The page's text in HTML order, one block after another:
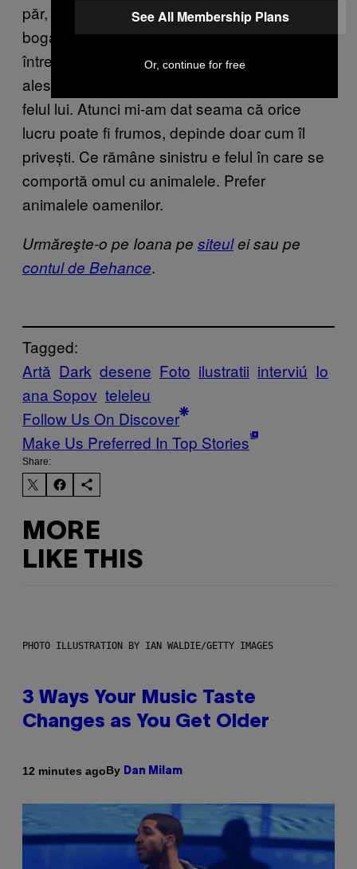
păr, celălalt era foarte frumos cu coamă
bogată. I-am dus desenul mamei și-am
întrebat-o care-i place mai mult. Mama l-a
ales pe cel slab, pentru că și el era frumos în
felul lui. Atunci mi-am dat seama că orice
lucru poate fi frumos, depinde doar cum îl
privești. Ce rămâne sinistru e felul în care se
comportă omul cu animalele. Prefer
animalele oamenilor.
Urmăreşte-o pe Ioana pe siteulei sau pe
contul de Behance.
Tagged:
Artă Dark desene Foto ilustratii interviú Io
ana Sopov teleleu
Follow Us On Discover
Make Us Preferred In Top Stories
Share:
MORE
LIKE THIS
PHOTO ILLUSTRATION BY IAN WALDIE/GETTY IMAGES
3 Ways Your Music Taste
Changes as You Get Older
12 minutes agoBy Dan Milam
See All Membership Plans
Or, continue for free